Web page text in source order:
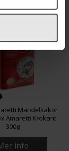
Mandelkakor
Amaretti Krokant
300g
info